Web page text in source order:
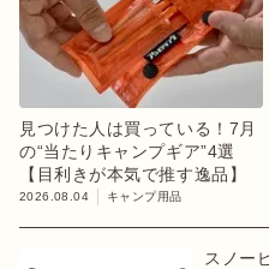
見つけた人は買っている！7月
の“当たりキャンプギア”4選
【目利きが本気で推す逸品】
2026.08.04 キャンプ用品
スノー